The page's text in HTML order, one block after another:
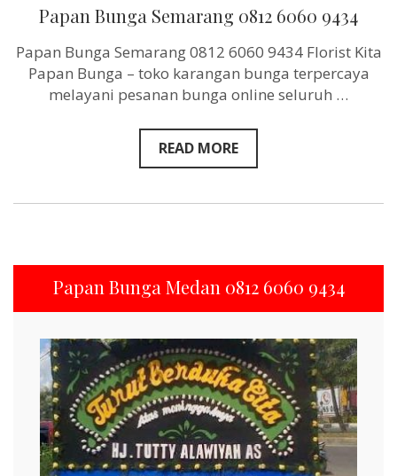
Bunga
0812
9434
Papan Bunga Semarang 0812 6060 9434
Papan Bunga Semarang 0812 6060 9434 Florist Kita
Papan Bunga – toko karangan bunga terpercaya
melayani pesanan bunga online seluruh …
READ MORE
Papan Bunga Medan 0812 6060 9434